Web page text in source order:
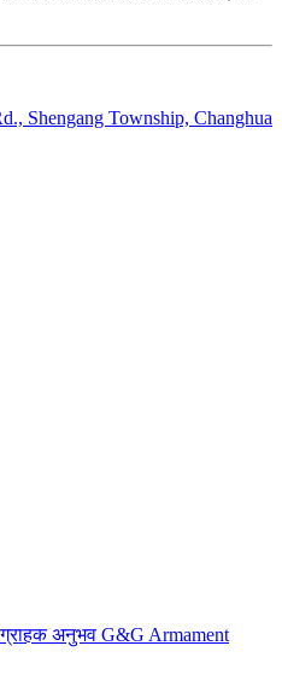
Shengang Township, Changhua
ग्राहक अनुभव G&G Armament